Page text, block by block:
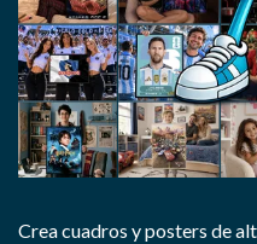
Crea cuadros y posters de